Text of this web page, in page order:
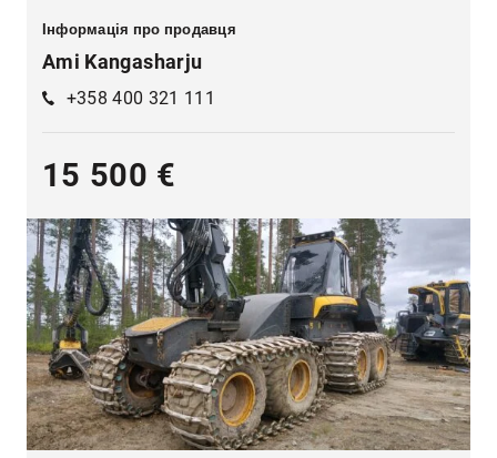
Інформація про продавця
Ami Kangasharju
+358 400 321 111
15 500 €